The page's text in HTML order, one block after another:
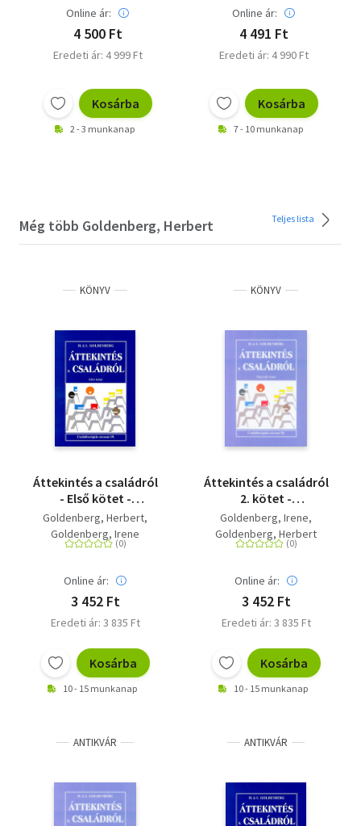
Online ár:
4 500 Ft
Eredeti ár: 4 999 Ft
Kosárba
2 - 3 munkanap
Online ár:
4 491 Ft
Eredeti ár: 4 990 Ft
Kosárba
7 - 10 munkanap
Még több Goldenberg, Herbert Teljes lista
KÖNYV
Áttekintés a családról
- Első kötet -
Családterápiás
sorozat 19.
Goldenberg, Herbert
Goldenberg, Irene
Online ár:
3 452 Ft
Eredeti ár: 3 835 Ft
Kosárba
10 - 15 munkanap
KÖNYV
Áttekintés a családról
2. kötet -
Családterápiás
sorozat 20.
Goldenberg, Irene
Goldenberg, Herbert
Online ár:
3 452 Ft
Eredeti ár: 3 835 Ft
Kosárba
10 - 15 munkanap
ANTIKVÁR ANTIKVÁR